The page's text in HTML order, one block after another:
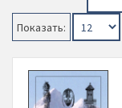
Показать: